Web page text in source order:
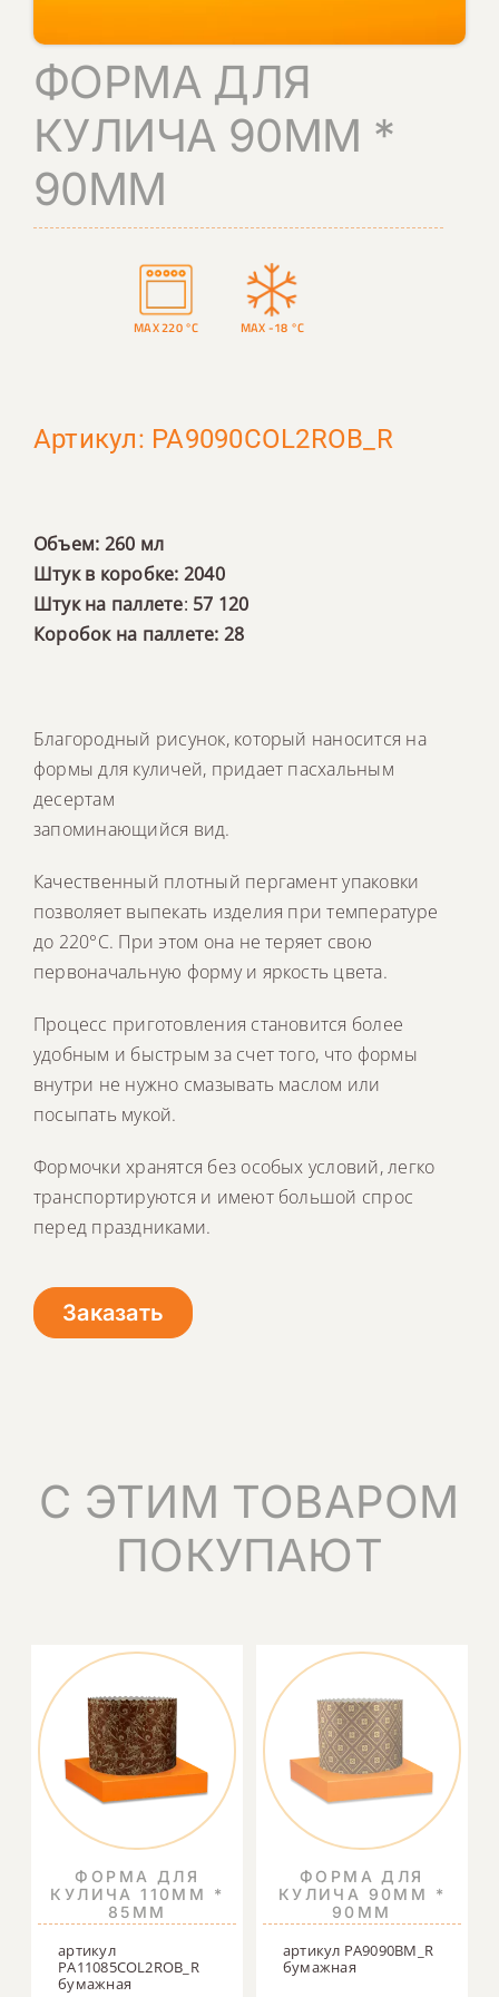
ПОИСК
ФОРМА ДЛЯ
КУЛИЧА 90ММ *
90ММ
MAX 220 °C MAX -18 °C
Артикул: PA9090COL2ROB_R
Объем: 260 мл
Штук в коробке: 2040
Штук на паллете: 57 120
Коробок на паллете: 28
Благородный рисунок, который наносится на
формы для куличей, придает пасхальным
десертам
запоминающийся вид.
Качественный плотный пергамент упаковки
позволяет выпекать изделия при температуре
до 220°C. При этом она не теряет свою
первоначальную форму и яркость цвета.
Процесс приготовления становится более
удобным и быстрым за счет того, что формы
внутри не нужно смазывать маслом или
посыпать мукой.
Формочки хранятся без особых условий, легко
транспортируются и имеют большой спрос
перед праздниками.
Заказать
С ЭТИМ ТОВАРОМ
ПОКУПАЮТ
ФОРМА ДЛЯ
КУЛИЧА 110ММ *
85ММ
артикул
PA11085COL2ROB_R
бумажная
ФОРМА ДЛЯ
КУЛИЧА 90ММ *
90ММ
артикул PA9090BM_R
бумажная